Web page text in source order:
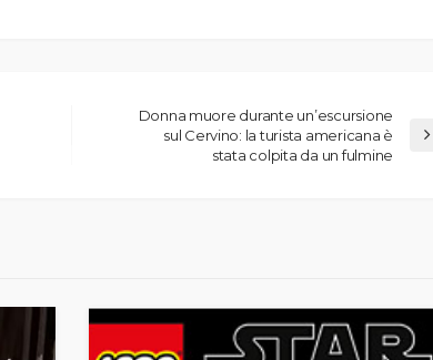
Donna muore durante un’escursione
sul Cervino: la turista americana è
stata colpita da un fulmine